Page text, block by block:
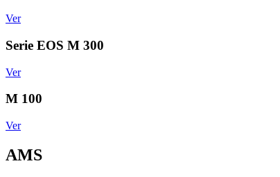
Ver
Serie EOS M 300
Ver
M 100
Ver
AMS